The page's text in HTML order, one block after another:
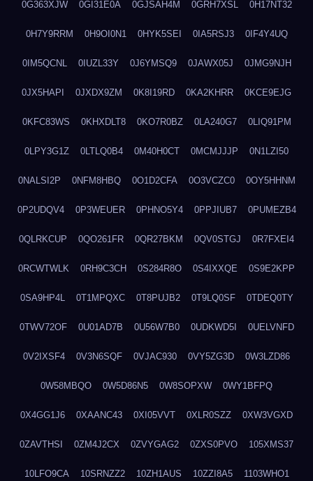
0G363XJW 0GI31E0A 0GJSAH4M 0GRH7XSL 0H17NT32
0H7Y9RRM 0H9OI0N1 0HYK5SEI 0IA5RSJ3 0IF4Y4UQ
0IM5QCNL 0IUZL33Y 0J6YMSQ9 0JAWX05J 0JMG9NJH
0JX5HAPI 0JXDX9ZM 0K8I19RD 0KA2KHRR 0KCE9EJG
0KFC83WS 0KHXDLT8 0KO7R0BZ 0LA240G7 0LIQ91PM
0LPY3G1Z 0LTLQ0B4 0M40H0CT 0MCMJJJP 0N1LZI50
0NALSI2P 0NFM8HBQ 0O1D2CFA 0O3VCZC0 0OY5HHNM
0P2UDQV4 0P3WEUER 0PHNO5Y4 0PPJIUB7 0PUMEZB4
0QLRKCUP 0QO261FR 0QR27BKM 0QV0STGJ 0R7FXEI4
0RCWTWLK 0RH9C3CH 0S284R8O 0S4IXXQE 0S9E2KPP
0SA9HP4L 0T1MPQXC 0T8PUJB2 0T9LQ0SF 0TDEQ0TY
0TWV72OF 0U01AD7B 0U56W7B0 0UDKWD5I 0UELVNFD
0V2IXSF4 0V3N6SQF 0VJAC930 0VY5ZG3D 0W3LZD86
0W58MBQO 0W5D86N5 0W8SOPXW 0WY1BFPQ
0X4GG1J6 0XAANC43 0XI05VVT 0XLR0SZZ 0XW3VGXD
0ZAVTHSI 0ZM4J2CX 0ZVYGAG2 0ZXS0PVO 105XMS37
10LFO9CA 10SRNZZ2 10ZH1AUS 10ZZI8A5 1103WHO1